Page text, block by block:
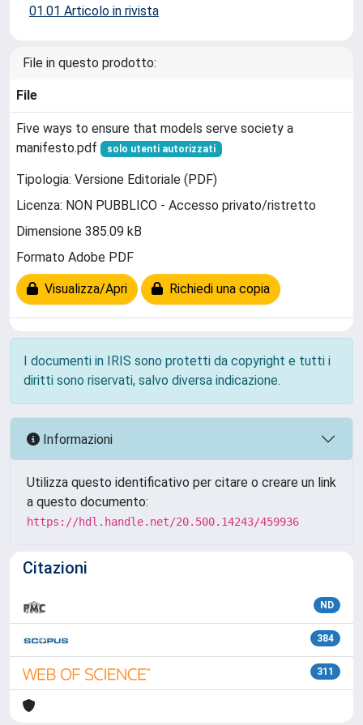
01.01 Articolo in rivista
File in questo prodotto:
File
Five ways to ensure that models serve society a
manifesto.pdf
solo utenti autorizzati
Tipologia: Versione Editoriale (PDF)
Licenza: NON PUBBLICO - Accesso privato/ristretto
Dimensione 385.09 kB
Formato Adobe PDF
Visualizza/Apri Richiedi una copia
I documenti in IRIS sono protetti da copyright e tutti i
diritti sono riservati, salvo diversa indicazione.
Informazioni
Utilizza questo identificativo per citare o creare un link
a questo documento:
https://hdl.handle.net/20.500.14243/459936
Citazioni
ND
384
311